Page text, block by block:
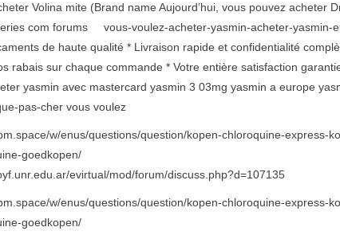
Volina mite (Brand name Aujourd’hui, vous pouvez acheter
com forums vous-voulez-acheter-yasmin-acheter-yasmin-
de haute qualité * Livraison rapide et confidentialité
rabais sur chaque commande * Votre entière satisfaction
yasmin avec mastercard yasmin 3 03mg yasmin a europe
pas-cher vous voulez
w/enus/questions/question/kopen-chloroquine-express-
goedkopen/
evirtual/mod/forum/discuss.php?d=107135
w/enus/questions/question/kopen-chloroquine-express-
goedkopen/